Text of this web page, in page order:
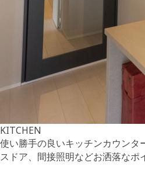
KITCHEN
使い勝手の良いキッチンカウンタ
スドア、間接照明などお洒落なポ